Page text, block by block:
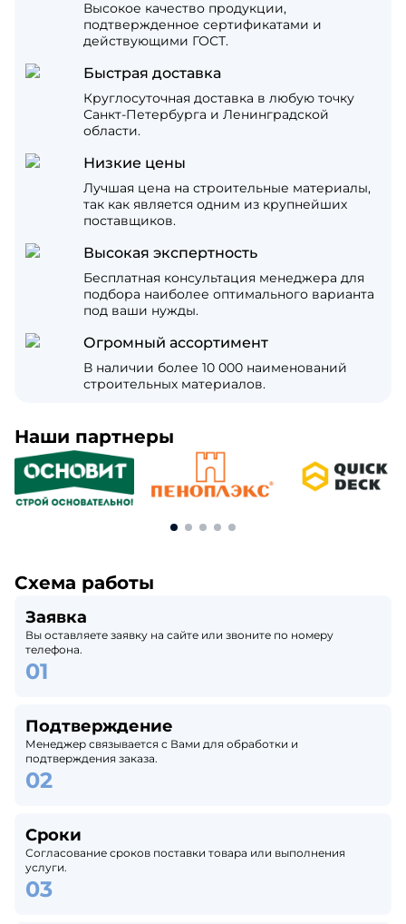
Высокое качество продукции,
подтвержденное сертификатами и
действующими ГОСТ.
Быстрая доставка
Круглосуточная доставка в любую точку
Санкт-Петербурга и Ленинградской
области.
Низкие цены
Лучшая цена на строительные материалы,
так как является одним из крупнейших
поставщиков.
Высокая экспертность
Бесплатная консультация менеджера для
подбора наиболее оптимального варианта
под ваши нужды.
Огромный ассортимент
В наличии более 10 000 наименований
строительных материалов.
Наши партнеры
Схема работы
Заявка
Вы оставляете заявку на сайте или звоните по номеру
телефона.
Подтверждение
Менеджер связывается с Вами для обработки и
подтверждения заказа.
Сроки
Согласование сроков поставки товара или выполнения
услуги.